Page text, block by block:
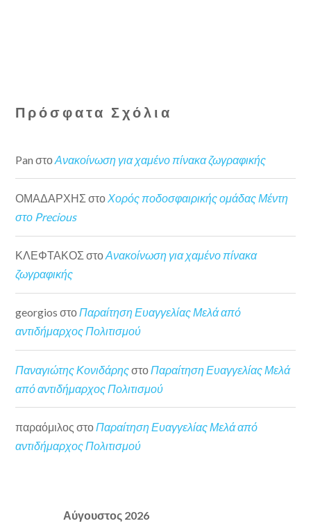
Πρόσφατα Σχόλια
Pan στοΑνακοίνωση για χαμένο πίνακα ζωγραφικής
ΟΜΑΔΑΡΧΗΣ στοΧορός ποδοσφαιρικής ομάδας Μέντη
στο Precious
ΚΛΕΦΤΑΚΟΣ στοΑνακοίνωση για χαμένο πίνακα
ζωγραφικής
georgios στοΠαραίτηση Ευαγγελίας Μελά από
αντιδήμαρχος Πολιτισμού
Παναγιώτης Κονιδάρηςστο Παραίτηση Ευαγγελίας Μελά
από αντιδήμαρχος Πολιτισμού
παραόμιλος στοΠαραίτηση Ευαγγελίας Μελά από
αντιδήμαρχος Πολιτισμού
Αύγουστος 2026